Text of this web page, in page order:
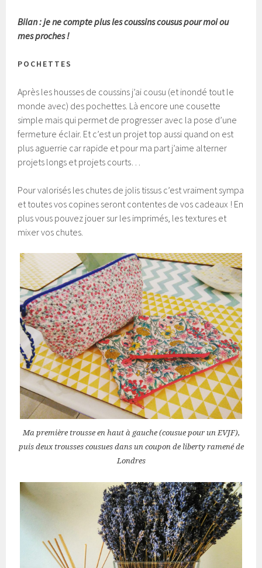
Bilan : je ne compte plus les coussins cousus pour moi ou
mes proches !
POCHETTES
Après les housses de coussins j’ai cousu (et inondé tout le
monde avec) des pochettes. Là encore une cousette
simple mais qui permet de progresser avec la pose d’une
fermeture éclair. Et c’est un projet top aussi quand on est
plus aguerrie car rapide et pour ma part j’aime alterner
projets longs et projets courts…
Pour valorisés les chutes de jolis tissus c’est vraiment sympa
et toutes vos copines seront contentes de vos cadeaux ! En
plus vous pouvez jouer sur les imprimés, les textures et
mixer vos chutes.
Ma première trousse en haut à gauche (cousue pour un EVJF),
puis deux trousses cousues dans un coupon de liberty ramené de
Londres